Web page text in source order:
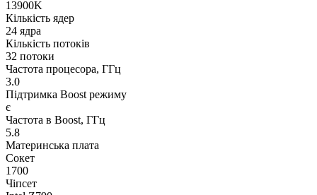
13900K
Кількість ядер
24 ядра
Кількість потоків
32 потоки
Частота процесора, ГГц
3.0
Підтримка Boost режиму
є
Частота в Boost, ГГц
5.8
Материнська плата
Сокет
1700
Чіпсет